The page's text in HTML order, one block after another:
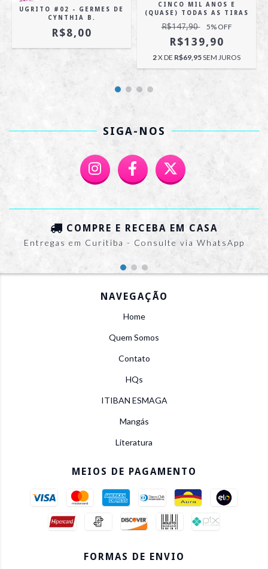
UGRITO #02 - GERMES DE
CYNTHIA B.
R$8,00
CINCO MIL ANOS E
(QUASE) TODAS AS TIRAS
R$147,90 5% OFF
R$139,90
2X DE R$69,95SEM JUROS
SIGA-NOS
COMPRE E RECEBA EM CASA
Entregas em Curitiba - Consulte via WhatsApp
NAVEGAÇÃO
Home
Quem Somos
Contato
HQs
ITIBAN ESMAGA
Mangás
Literatura
MEIOS DE PAGAMENTO
FORMAS DE ENVIO